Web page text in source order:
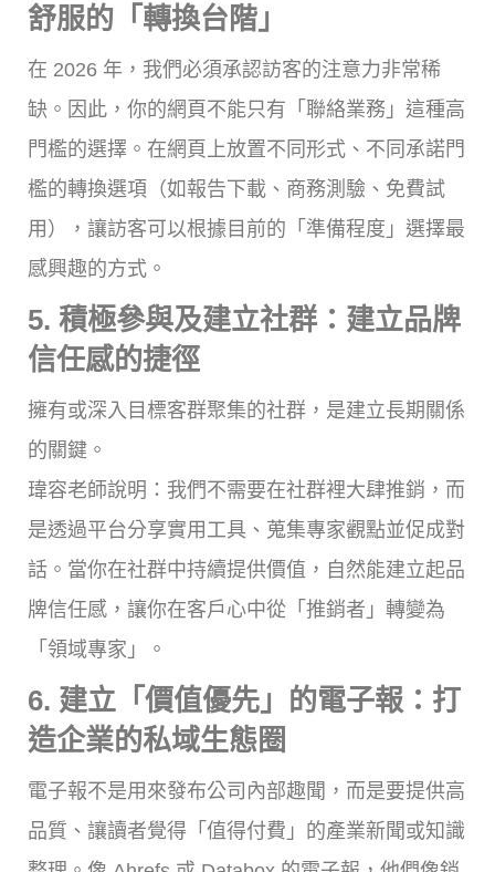
舒服的「轉換台階」
在 2026 年，我們必須承認訪客的注意力非常稀
缺。因此，你的網頁不能只有「聯絡業務」這種高
門檻的選擇。在網頁上放置不同形式、不同承諾門
檻的轉換選項（如報告下載、商務測驗、免費試
用），讓訪客可以根據目前的「準備程度」選擇最
感興趣的方式。
5. 積極參與及建立社群：建立品牌
信任感的捷徑
擁有或深入目標客群聚集的社群，是建立長期關係
的關鍵。
瑋容老師說明：我們不需要在社群裡大肆推銷，而
是透過平台分享實用工具、蒐集專家觀點並促成對
話。當你在社群中持續提供價值，自然能建立起品
牌信任感，讓你在客戶心中從「推銷者」轉變為
「領域專家」。
6. 建立「價值優先」的電子報：打
造企業的私域生態圈
電子報不是用來發布公司內部趣聞，而是要提供高
品質、讓讀者覺得「值得付費」的產業新聞或知識